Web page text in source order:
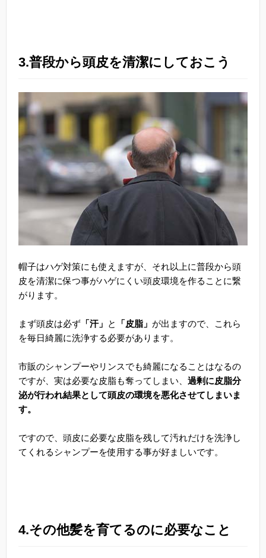
3.普段から頭皮を清潔にしておこう
帽子はハゲ対策にも使えますが、それ以上に普段から頭
皮を清潔に保つ事がハゲにくい頭皮環境を作ることに繋
がります。
まず頭皮は必ず 「汗」 と 「皮脂」 が出ますので、これら
を毎日綺麗に洗浄する必要があります。
市販のシャンプーやリンスでも綺麗になることはなるの
ですが、実は必要な皮脂も奪ってしまい、 過剰に皮脂分
泌が行われ結果として頭皮の環境を悪化させてしまいま
す。
ですので、頭皮に必要な皮脂を残して汚れだけを洗浄し
てくれるシャンプーを使用する事が好ましいです。
4.その他髪を育てるのに必要なこと